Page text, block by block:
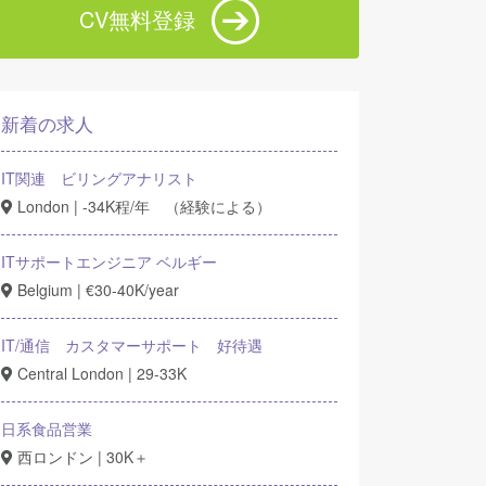
CV無料登録
新着の求人
IT関連 ビリングアナリスト
London | -34K程/年 （経験による）
ITサポートエンジニア ベルギー
Belgium | €30-40K/year
IT/通信 カスタマーサポート 好待遇
Central London | 29-33K
日系食品営業
西ロンドン | 30K＋